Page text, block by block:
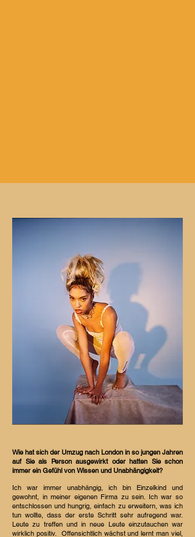
Wie hat sich der Umzug nach London in so jungen Jahren
auf Sie als Person ausgewirkt oder hatten Sie schon
immer ein Gefühl von Wissen und Unabhängigkeit?
Ich war immer unabhängig, ich bin Einzelkind und
gewohnt, in meiner eigenen Firma zu sein. Ich war so
entschlossen und hungrig, einfach zu erweitern, was ich
tun wollte, dass der erste Schritt sehr aufregend war.
Leute zu treffen und in neue Leute einzutauchen war
wirklich positiv.
Offensichtlich wächst und lernt man viel,